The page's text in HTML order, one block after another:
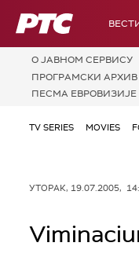
РТС
О JАВНОМ СЕРВИСУ
ПРОГРАМСКИ АРХИВ
ПЕСМА ЕВРОВИЗИЈЕ
TV SERIES MOVIES
УТОРАК, 19.07.2005,